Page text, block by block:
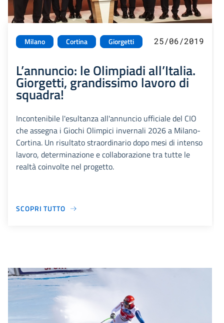
Milano Cortina Giorgetti 25/06/2019
L’annuncio: le Olimpiadi all’Italia.
Giorgetti, grandissimo lavoro di
squadra!
Incontenibile l'esultanza all'annuncio ufficiale del CIO
che assegna i Giochi Olimpici invernali 2026 a Milano-
Cortina. Un risultato straordinario dopo mesi di intenso
lavoro, determinazione e collaborazione tra tutte le
realtà coinvolte nel progetto.
SCOPRI TUTTO